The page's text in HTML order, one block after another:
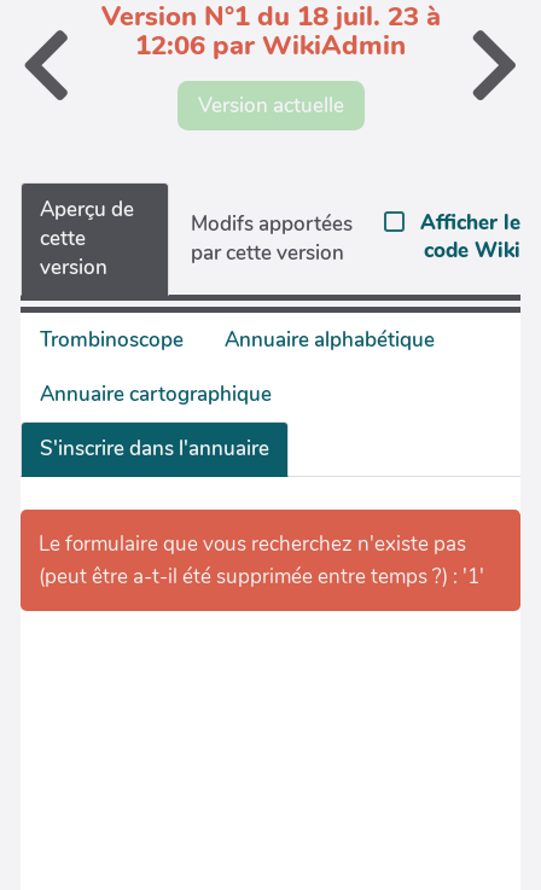
Version N°1 du 18 juil. 23 à
12:06 par WikiAdmin
Version actuelle
Aperçu de
cette
version
Modifs apportées
par cette version
Afficher le
code Wiki